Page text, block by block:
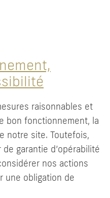
raisonnables et
bon fonctionnement, la
notre site. Toutefois,
garantie d’opérabilité
nos actions
une obligation de